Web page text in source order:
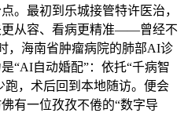
。最初到乐城接管特许医治，
更从容、看病更精准——曾经不
，海南省肿瘤病院的肺部AI诊
“AI自动婚配”：依托“千病智
跑，术后回到本地随访。便会
有一位孜孜不倦的“数字导